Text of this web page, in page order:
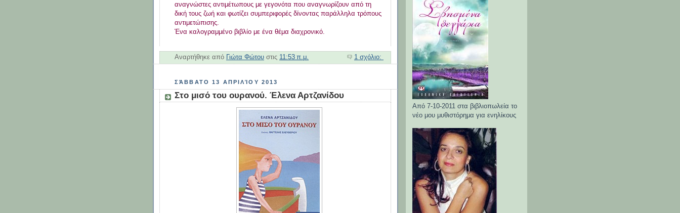
αναγνώστες αντιμέτωπους με γεγονότα που αναγνωρίζουν από τη
δική τους ζωή και φωτίζει συμπεριφορές δίνοντας παράλληλα τρόπους
αντιμετώπισης.
Ένα καλογραμμένο βιβλίο με ένα θέμα διαχρονικό.
Αναρτήθηκε από Γιώτα Φώτου στις 11:53 π.μ. 1 σχόλιο:
ΣΆΒΒΑΤΟ 13 ΑΠΡΙΛΊΟΥ 2013
Στο μισό του ουρανού. Έλενα Αρτζανίδου
Από 7-10-2011 στα βιβλιοπωλεία το
νέο μου μυθιστόρημα για ενηλίκους